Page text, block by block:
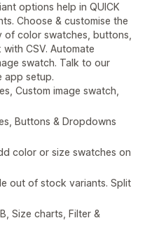
options help in QUICK
Choose & customise the
of color swatches, buttons,
CSV. Automate
swatch. Talk to our
app setup.
Custom image swatch,
Buttons & Dropdowns
color or size swatches on
out of stock variants. Split
Size charts, Filter &